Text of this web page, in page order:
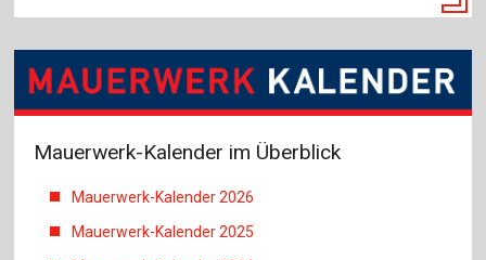
Mauerwerk-Kalender im Überblick
Mauerwerk-Kalender 2026
Mauerwerk-Kalender 2025